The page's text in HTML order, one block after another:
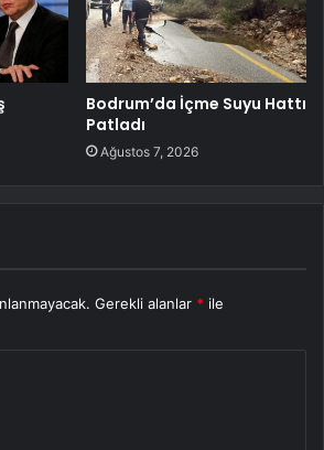
Bodrum’da İçme Suyu Hattı
Patladı
Ağustos 7, 2026
Gerekli alanlar * ile